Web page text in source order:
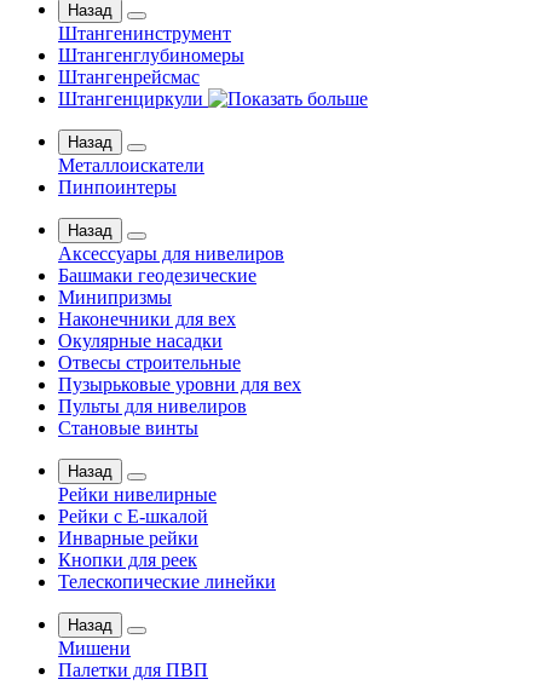
Назад
Штангенинструмент
Штангенглубиномеры
Штангенрейсмас
Штангенциркули
Назад
Металлоискатели
Пинпоинтеры
Назад
Аксессуары для нивелиров
Башмаки геодезические
Минипризмы
Наконечники для вех
Окулярные насадки
Отвесы строительные
Пузырьковые уровни для вех
Пульты для нивелиров
Становые винты
Назад
Рейки нивелирные
Рейки с Е-шкалой
Инварные рейки
Кнопки для реек
Телескопические линейки
Назад
Мишени
Палетки для ПВП